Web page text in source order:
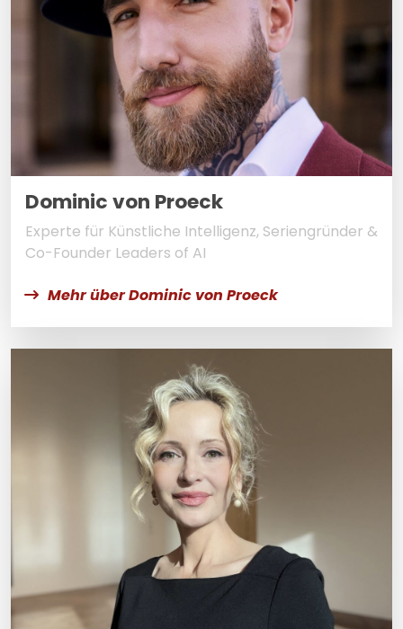
Dominic von Proeck
Experte für Künstliche Intelligenz, Seriengründer &
Co-Founder Leaders of AI
Mehr über Dominic von Proeck